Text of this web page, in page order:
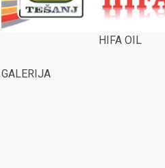
HIFA OIL
GALERIJA